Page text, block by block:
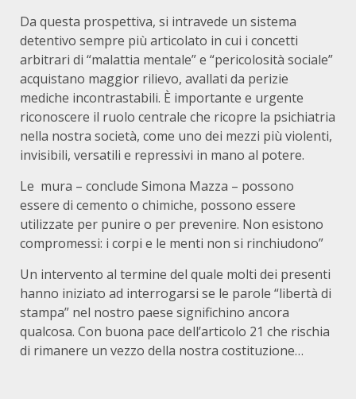
Da questa prospettiva, si intravede un sistema
detentivo sempre più articolato in cui i concetti
arbitrari di “malattia mentale” e “pericolosità sociale”
acquistano maggior rilievo, avallati da perizie
mediche incontrastabili. È importante e urgente
riconoscere il ruolo centrale che ricopre la psichiatria
nella nostra società, come uno dei mezzi più violenti,
invisibili, versatili e repressivi in mano al potere.
Le mura – conclude Simona Mazza – possono
essere di cemento o chimiche, possono essere
utilizzate per punire o per prevenire. Non esistono
compromessi: i corpi e le menti non si rinchiudono”
Un intervento al termine del quale molti dei presenti
hanno iniziato ad interrogarsi se le parole “libertà di
stampa” nel nostro paese significhino ancora
qualcosa. Con buona pace dell’articolo 21 che rischia
di rimanere un vezzo della nostra costituzione…